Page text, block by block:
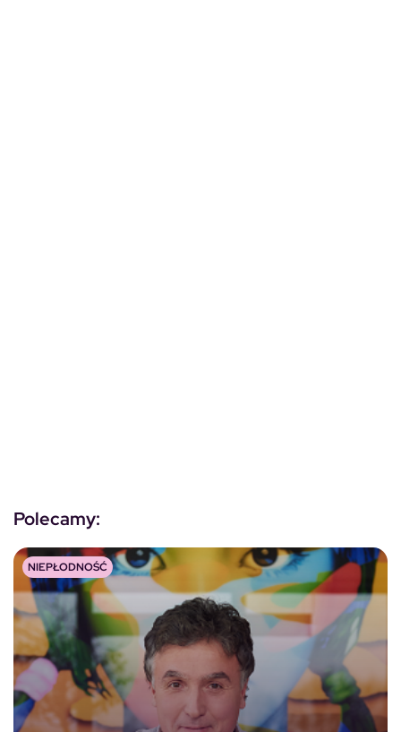
Polecamy:
NIEPŁODNOŚĆ